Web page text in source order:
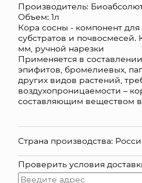
ОПТОВЫМ
ДОСТАВКА И
Производитель:
Объем: 1л
Кора сосны - компонент
субстратов и почвосмесей.
мм, ручной нарезки
Применяется в
эпифитов, бромелиевых,
других видов растений,
воздухопроницаемости –
составляющим веществом в
Страна производства:
Проверить условия